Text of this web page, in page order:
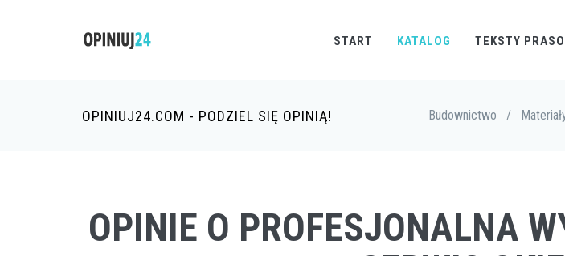
START KATALOG TEKSTY
OPINIUJ24.COM - PODZIEL SIĘ OPINIĄ! Budownictwo /
OPINIE O PROFESJONALNA